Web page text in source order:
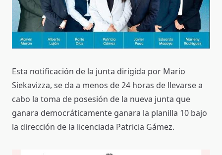
Esta notificación de la junta dirigida por Mario
Siekavizza, se da a menos de 24 horas de llevarse a
cabo la toma de posesión de la nueva junta que
ganara democráticamente ganara la planilla 10 bajo
la dirección de la licenciada Patricia Gámez.